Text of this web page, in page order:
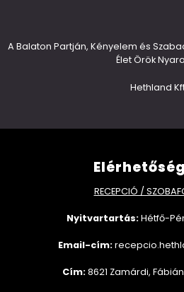
A Balaton Partján, Kényelem és
Élet Örök
Hethland
RECEPCIÓ /
Nyitvartartás:Hétfő-
Email-cím:
Cím:8621 Zamárdi,